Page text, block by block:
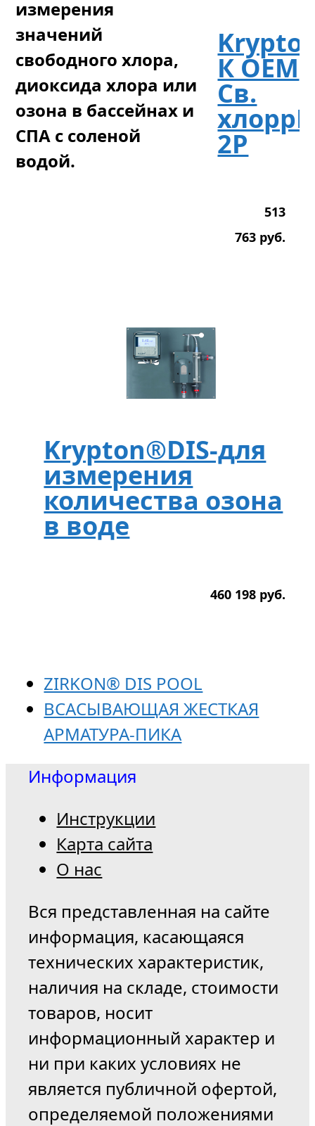
измерения
значений
свободного хлора,
диоксида хлора или
озона в бассейнах и
СПА с соленой
водой.
К ОЕМ
Св.
2Р
513
763 руб.
Krypton®DIS-для
измерения
количества озона
в воде
460 198 руб.
ZIRKON® DIS POOL
ВСАСЫВАЮЩАЯ ЖЕСТКАЯ
АРМАТУРА-ПИКА
Информация
Инструкции
Карта сайта
О нас
Вся представленная на сайте
информация, касающаяся
технических характеристик,
наличия на складе, стоимости
товаров, носит
информационный характер и
ни при каких условиях не
является публичной офертой,
определяемой положениями